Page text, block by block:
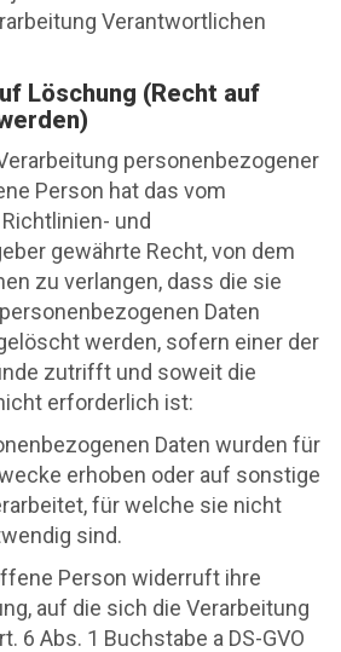
Verantwortlichen
Löschung (Recht auf
personenbezogener
Person hat das vom
und
gewährte Recht, von dem
zu verlangen, dass die sie
Daten
werden, sofern einer der
zutrifft und soweit die
erforderlich ist:
Daten wurden für
erhoben oder auf sonstige
für welche sie nicht
sind.
Person widerruft ihre
auf die sich die Verarbeitung
6 Abs. 1 Buchstabe a DS-GVO